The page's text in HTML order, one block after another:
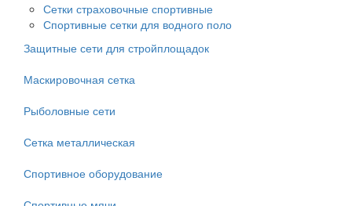
Сетки страховочные спортивные
Спортивные сетки для водного поло
Защитные сети для стройплощадок
Маскировочная сетка
Рыболовные сети
Сетка металлическая
Спортивное оборудование